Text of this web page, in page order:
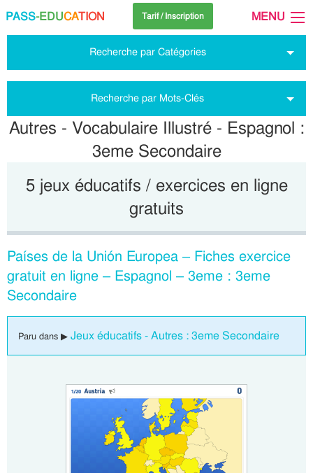
PASS-EDUCATION Tarif / Inscription MENU
Recherche par Catégories
Recherche par Mots-Clés
Autres - Vocabulaire Illustré - Espagnol :
3eme Secondaire
5 jeux éducatifs / exercices en ligne
gratuits
Países de la Unión Europea – Fiches exercice
gratuit en ligne – Espagnol – 3eme : 3eme
Secondaire
Paru dans ▶ Jeux éducatifs - Autres : 3eme Secondaire